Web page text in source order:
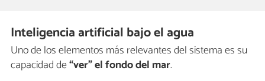
Inteligencia artificial bajo el agua
Uno de los elementos más relevantes del sistema es su
capacidad de“ver” el fondo del mar.